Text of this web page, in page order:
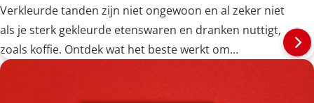
Verkleurde tanden zijn niet ongewoon en al zeker niet
als je sterk gekleurde etenswaren en dranken nuttigt,
zoals koffie. Ontdek wat het beste werkt om
koffievlekken van je tanden te verwijderen.